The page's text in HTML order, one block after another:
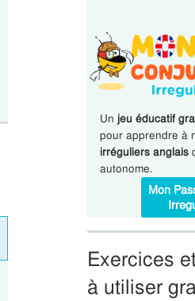
Un jeu éducatif
pour apprendre à
irréguliers anglais
autonome.
Mon
Exercices
à utiliser